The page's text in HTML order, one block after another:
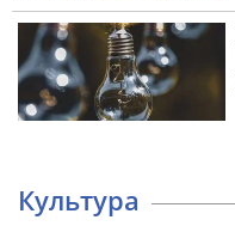
Культура